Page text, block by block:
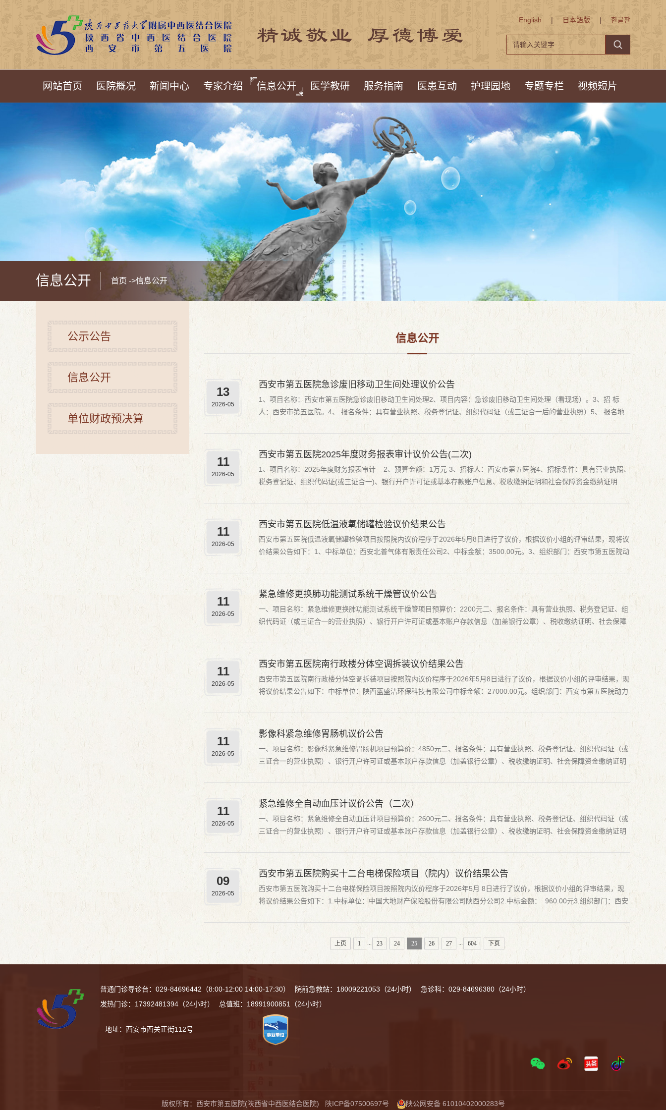
English | 日本語版 | 한글판
网站首页 医院概况 新闻中心 专家介绍 信息公开 医学教研 服务指南 医患互动 护理园地 专题专栏 视频短片
信息公开 首页 ->信息公开
公示公告
信息公开
单位财政预决算
信息公开
13
2026-05
西安市第五医院急诊废旧移动卫生间处理议价公告
1、项目名称：西安市第五医院急诊废旧移动卫生间处理2、项目内容：急诊废旧移动卫生间处理（看现场）。3、招 标
人：西安市第五医院。4、 报名条件：具有营业执照、税务登记证、组织代码证（或三证合一后的营业执照）5、 报名地
11
2026-05
西安市第五医院2025年度财务报表审计议价公告(二次)
1、项目名称：2025年度财务报表审计 2、预算金额：1万元 3、招标人：西安市第五医院4、招标条件：具有营业执照、
税务登记证、组织代码证(或三证合一)、银行开户许可证或基本存款账户信息、税收缴纳证明和社会保障资金缴纳证明
11
2026-05
西安市第五医院低温液氧储罐检验议价结果公告
西安市第五医院低温液氧储罐检验项目按照院内议价程序于2026年5月8日进行了议价，根据议价小组的评审结果，现将议
价结果公告如下：1、中标单位：西安北普气体有限责任公司2、中标金额：3500.00元。3、组织部门：西安市第五医院动
11
2026-05
紧急维修更换肺功能测试系统干燥管议价公告
一、项目名称：紧急维修更换肺功能测试系统干燥管项目预算价：2200元二、报名条件：具有营业执照、税务登记证、组
织代码证（或三证合一的营业执照）、银行开户许可证或基本账户存款信息（加盖银行公章）、税收缴纳证明、社会保障
11
2026-05
西安市第五医院南行政楼分体空调拆装议价结果公告
西安市第五医院南行政楼分体空调拆装项目按照院内议价程序于2026年5月8日进行了议价，根据议价小组的评审结果，现
将议价结果公告如下：中标单位：陕西蓝盛洁环保科技有限公司中标金额：27000.00元。组织部门：西安市第五医院动力
科公示期为1个工作日。公示期内如有异议，请与我院动力科、监察室...
11
2026-05
影像科紧急维修胃肠机议价公告
一、项目名称：影像科紧急维修胃肠机项目预算价：4850元二、报名条件：具有营业执照、税务登记证、组织代码证（或
三证合一的营业执照）、银行开户许可证或基本账户存款信息（加盖银行公章）、税收缴纳证明、社会保障资金缴纳证明
11
2026-05
紧急维修全自动血压计议价公告（二次）
一、项目名称：紧急维修全自动血压计项目预算价：2600元二、报名条件：具有营业执照、税务登记证、组织代码证（或
三证合一的营业执照）、银行开户许可证或基本账户存款信息（加盖银行公章）、税收缴纳证明、社会保障资金缴纳证明
（提供最新日期不少于一个季度纸质版证明）, 投标企业法定代表人...
09
2026-05
西安市第五医院购买十二台电梯保险项目（院内）议价结果公告
西安市第五医院购买十二台电梯保险项目按照院内议价程序于2026年5月 8日进行了议价，根据议价小组的评审结果，现
将议价结果公告如下：1.中标单位：中国大地财产保险股份有限公司陕西分公司2.中标金额： 960.00元3.组织部门：西安
市第五医院动力科 公示期为1个工作日。公示期内如有异议，请与...
上页 1 23 24 25 26 27 604 下页
普通门诊导诊台：029-84696442（8:00-12:00 14:00-17:30） 院前急救站：18009221053（24小时）
急诊科：029-84696380（24小时）
发热门诊：17392481394（24小时）
总值班：18991900851（24小时）
地址：西安市西关正街112号
版权所有：西安市第五医院(陕西省中西医结合医院) 陕ICP备07500697号 陕公网安备 61010402000283号